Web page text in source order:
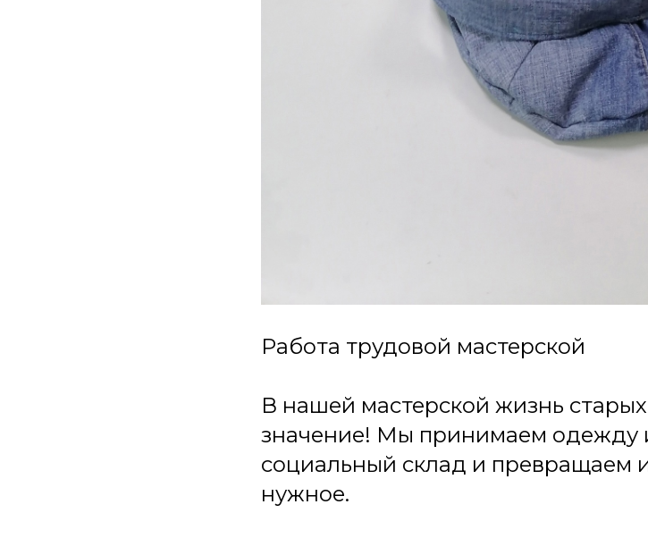
Работа трудовой мастерской
В нашей мастерской жизнь
значение! Мы принимаем одежду
социальный склад и превращаем
нужное.